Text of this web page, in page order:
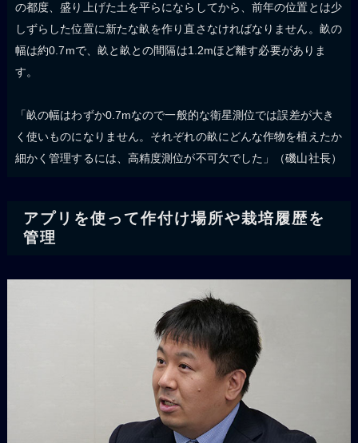
の都度、盛り上げた土を平らにならしてから、前年の位置とは少
しずらした位置に新たな畝を作り直さなければなりません。畝の
幅は約0.7mで、畝と畝との間隔は1.2mほど離す必要がありま
す。
「畝の幅はわずか0.7mなので一般的な衛星測位では誤差が大き
く使いものになりません。それぞれの畝にどんな作物を植えたか
細かく管理するには、高精度測位が不可欠でした」（磯山社長）
アプリを使って作付け場所や栽培履歴を
管理